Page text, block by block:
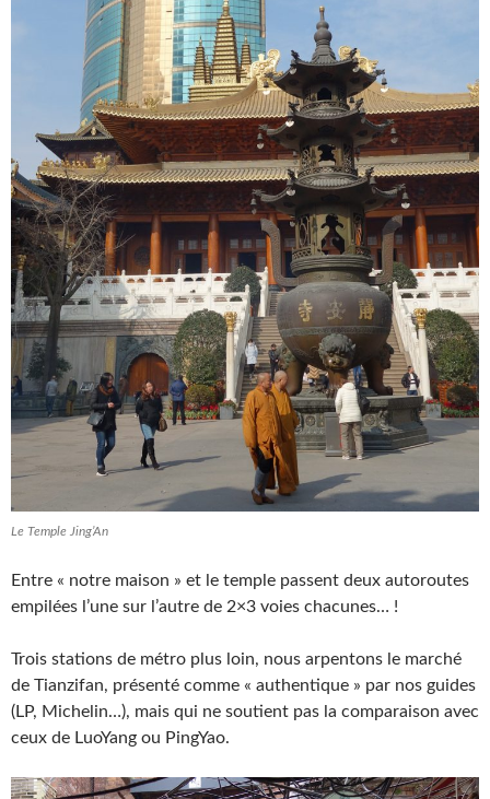
Le Temple Jing’An
Entre « notre maison » et le temple passent deux autoroutes
empilées l’une sur l’autre de 2×3 voies chacunes… !
Trois stations de métro plus loin, nous arpentons le marché
de Tianzifan, présenté comme « authentique » par nos guides
(LP, Michelin…), mais qui ne soutient pas la comparaison avec
ceux de LuoYang ou PingYao.